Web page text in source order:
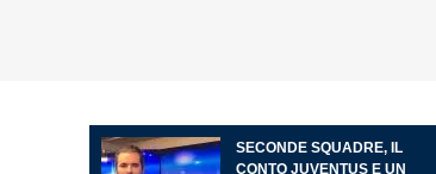
SECONDE SQUADRE, IL
CONTO JUVENTUS E UN